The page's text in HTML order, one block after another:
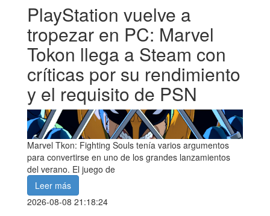
PlayStation vuelve a
tropezar en PC: Marvel
Tokon llega a Steam con
críticas por su rendimiento
y el requisito de PSN
Marvel Tkon: Fighting Souls tenía varios argumentos
para convertirse en uno de los grandes lanzamientos
del verano. El juego de
Leer más
2026-08-08 21:18:24